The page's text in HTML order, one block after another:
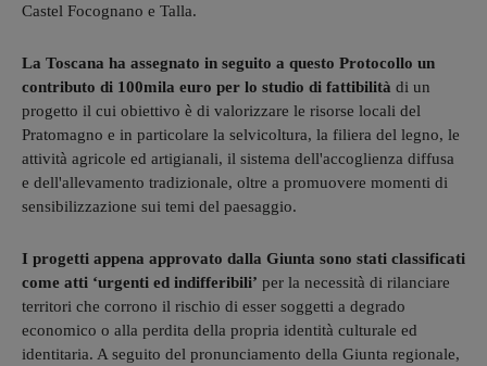
Castel Focognano e Talla.
La Toscana ha assegnato in seguito a questo Protocollo un
contributo di 100mila euro per lo studio di fattibilità di un
progetto il cui obiettivo è di valorizzare le risorse locali del
Pratomagno e in particolare la selvicoltura, la filiera del legno, le
attività agricole ed artigianali, il sistema dell'accoglienza diffusa
e dell'allevamento tradizionale, oltre a promuovere momenti di
sensibilizzazione sui temi del paesaggio.
I progetti appena approvato dalla Giunta sono stati classificati
come atti ‘urgenti ed indifferibili’ per la necessità di rilanciare
territori che corrono il rischio di esser soggetti a degrado
economico o alla perdita della propria identità culturale ed
identitaria. A seguito del pronunciamento della Giunta regionale,